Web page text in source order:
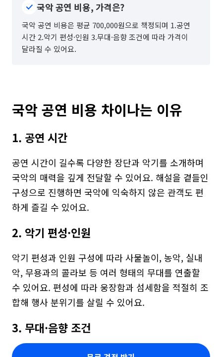
국악 공연 비용, 가격은?
국악 공연 비용은 평균 700,000원으로 책정되며 1.공연
시간 2.악기 편성·인원 3.무대·음향 조건에 따라 가격이
달라질 수 있어요.
국악 공연 비용 차이나는 이유
1. 공연 시간
공연 시간이 길수록 다양한 장단과 악기를 소개하며
국악의 매력을 깊게 전달할 수 있어요. 해설을 곁들인
구성으로 진행하면 국악에 익숙하지 않은 관객도 편
하게 즐길 수 있어요.
2. 악기 편성·인원
악기 편성과 인원 구성에 따라 사물놀이, 농악, 실내
악, 무용과의 콜라보 등 여러 형태의 무대를 연출할
수 있어요. 편성에 따라 웅장함과 섬세함을 적절히 조
합해 행사 분위기를 살릴 수 있어요.
3. 무대·음향 조건